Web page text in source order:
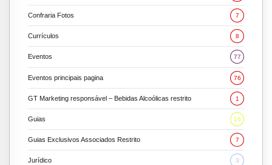
Confraria Fotos 7
Currículos 8
Eventos 77
Eventos principais pagina 76
GT Marketing responsável – Bebidas Alcoólicas restrito 1
Guias 16
Guias Exclusivos Associados Restrito 7
Jurídico 3